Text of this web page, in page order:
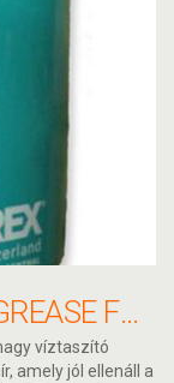
MOTOREX BIKE WHITE GREASE FEHÉR ZSÍR 850G
víztaszító
amely jól ellenáll a